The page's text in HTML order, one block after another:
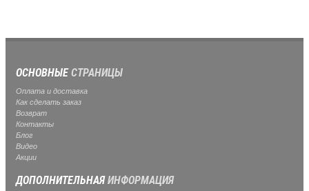
ОСНОВНЫЕСТРАНИЦЫ
Оплата и доставка
Как сделать заказ
Возврат
Контакты
Блог
Видео
Акции
ДОПОЛНИТЕЛЬНАЯИНФОРМАЦИЯ